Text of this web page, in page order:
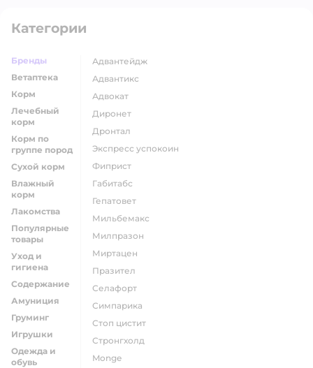
Категории
Бренды
Ветаптека
Корм
Лечебный
корм
Корм по
группе пород
Сухой корм
Влажный
корм
Лакомства
Популярные
товары
Уход и
гигиена
Содержание
Амуниция
Груминг
Игрушки
Одежда и
обувь
адвантейдж
адвантикс
адвокат
диронет
дронтал
экспресс успокоин
фиприст
габитабс
гепатовет
мильбемакс
милпразон
миртацен
празител
селафорт
симпарика
стоп цистит
стронгхолд
monge